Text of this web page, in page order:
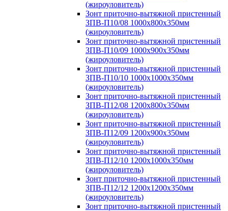
(жироуловитель)
Зонт приточно-вытяжной пристенный
ЗПВ-П10/08 1000х800х350мм
(жироуловитель)
Зонт приточно-вытяжной пристенный
ЗПВ-П10/09 1000х900х350мм
(жироуловитель)
Зонт приточно-вытяжной пристенный
ЗПВ-П10/10 1000х1000х350мм
(жироуловитель)
Зонт приточно-вытяжной пристенный
ЗПВ-П12/08 1200х800х350мм
(жироуловитель)
Зонт приточно-вытяжной пристенный
ЗПВ-П12/09 1200х900х350мм
(жироуловитель)
Зонт приточно-вытяжной пристенный
ЗПВ-П12/10 1200х1000х350мм
(жироуловитель)
Зонт приточно-вытяжной пристенный
ЗПВ-П12/12 1200х1200х350мм
(жироуловитель)
Зонт приточно-вытяжной пристенный